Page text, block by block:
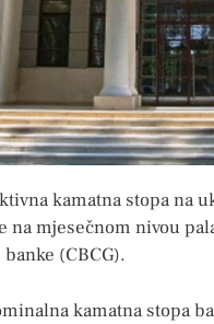
kamatna stopa na
na mjesečnom nivou
(CBCG).
kamatna stopa